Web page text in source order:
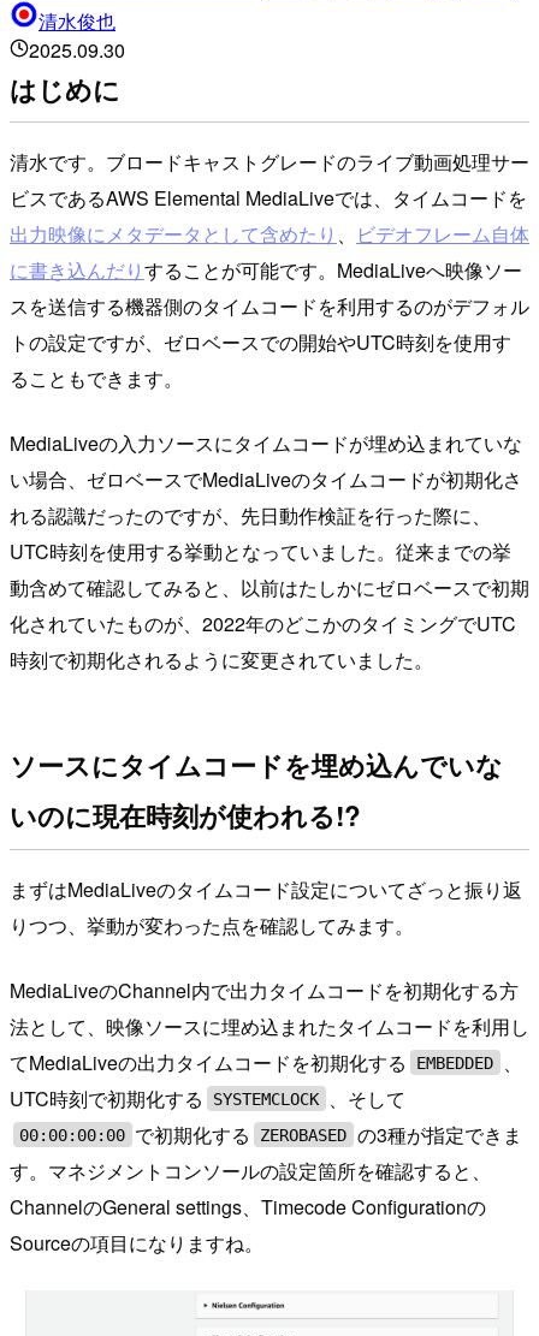
清水俊也
2025.09.30
はじめに
清水です。ブロードキャストグレードのライブ動画処理サー
ビスであるAWS Elemental MediaLiveでは、タイムコードを
出力映像にメタデータとして含めたり 、
ビデオフレーム自体
に書き込んだりすることが可能です。MediaLiveへ映像ソー
スを送信する機器側のタイムコードを利用するのがデフォル
トの設定ですが、ゼロベースでの開始やUTC時刻を使用す
ることもできます。
MediaLiveの入力ソースにタイムコードが埋め込まれていな
い場合、ゼロベースでMediaLiveのタイムコードが初期化さ
れる認識だったのですが、先日動作検証を行った際に、
UTC時刻を使用する挙動となっていました。従来までの挙
動含めて確認してみると、以前はたしかにゼロベースで初期
化されていたものが、2022年のどこかのタイミングでUTC
時刻で初期化されるように変更されていました。
ソースにタイムコードを埋め込んでいな
いのに現在時刻が使われる!?
まずはMediaLiveのタイムコード設定についてざっと振り返
りつつ、挙動が変わった点を確認してみます。
MediaLiveのChannel内で出力タイムコードを初期化する方
法として、映像ソースに埋め込まれたタイムコードを利用し
てMediaLiveの出力タイムコードを初期化する
EMBEDDED
、
UTC時刻で初期化する
SYSTEMCLOCK 、そして
00:00:00:00 で初期化する ZEROBASED の3種が指定できま
す。マネジメントコンソールの設定箇所を確認すると、
ChannelのGeneral settings、Timecode Configurationの
Sourceの項目になりますね。